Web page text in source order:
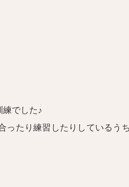
でした♪
たり練習したりしているう